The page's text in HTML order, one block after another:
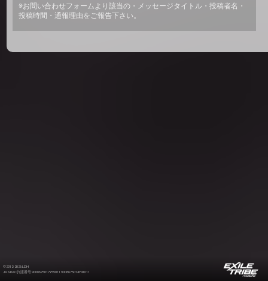
※お問い合わせフォームより該当の・メッセージタイトル・投稿者名・
投稿時間・通報理由をご報告下さい。
©2012-2026 LDH
JASRAC許諾番号 9008675017Y55011 9008675014Y41011